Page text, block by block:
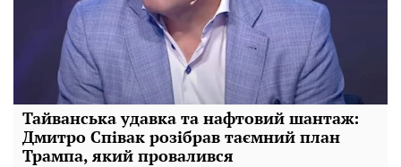
Тайванська удавка та нафтовий шантаж:
Дмитро Співак розібрав таємний план
Трампа, який провалився